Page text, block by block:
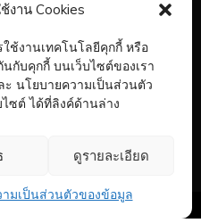
งาน Cookies
ช้งานเทคโนโลยีคุกกี้ หรือ
กับคุกกี้ บนเว็บไซต์ของเรา
นโยบายความเป็นส่วนตัว
ซต์ ได้ที่ลิงค์ด้านล่าง
ดูรายละเอียด
มเป็นส่วนตัวของข้อมูล